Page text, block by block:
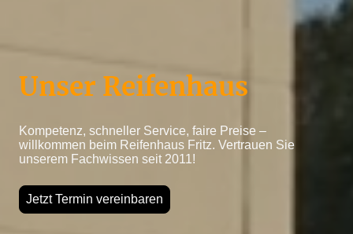
Unser Reifenhaus
Kompetenz, schneller Service, faire Preise –
willkommen beim Reifenhaus Fritz. Vertrauen Sie
unserem Fachwissen seit 2011!
Jetzt Termin vereinbaren